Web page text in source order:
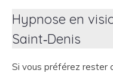
Hypnose en
Saint‑Denis
Si vous préférez rester